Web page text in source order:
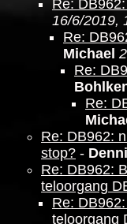
Re:
16/6/2019,
Re:
Michael
Re:
Re:
Re: DB962:
stop? -
Re: DB962:
teloorgang
Re:
teloorgang